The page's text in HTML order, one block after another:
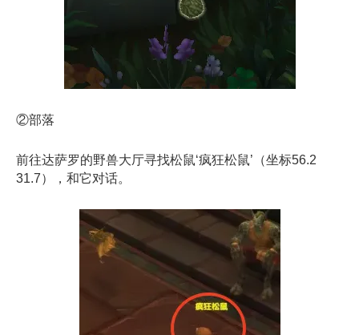
②部落
前往达萨罗的野兽大厅寻找松鼠‘疯狂松鼠’（坐标56.2
31.7），和它对话。